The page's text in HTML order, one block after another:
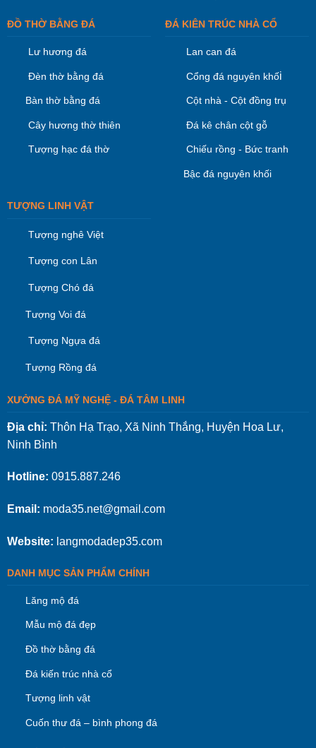
ĐỒ THỜ BẰNG ĐÁ
Lư hương đá
Đèn thờ bằng đá
Bàn thờ bằng đá
Cây hương thờ thiên
Tượng hạc đá thờ
ĐÁ KIÊN TRÚC NHÀ CỔ
Lan can đá
Cổng đá nguyên khối
Cột nhà - Cột đồng trụ
Đá kê chân cột gỗ
Chiếu rồng - Bức tranh
Bậc đá nguyên khối
TƯỢNG LINH VẬT
Tượng nghê Việt
Tượng con Lân
Tượng Chó đá
Tượng Voi đá
Tượng Ngựa đá
Tượng Rồng đá
XƯỞNG ĐÁ MỸ NGHỆ - ĐÁ TÂM LINH
Địa chỉ: Thôn Hạ Trạo, Xã Ninh Thắng, Huyện Hoa Lư,
Ninh Bình
Hotline: 0915.887.246
Email: moda35.net@gmail.com
Website: langmodadep35.com
DANH MỤC SẢN PHẨM CHÍNH
Lăng mộ đá
Mẫu mộ đá đẹp
Đồ thờ bằng đá
Đá kiến trúc nhà cổ
Tượng linh vật
Cuốn thư đá – bình phong đá